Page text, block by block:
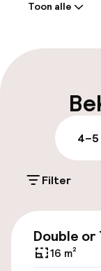
Parkeren &
(buiten)
Gratis
Toon alle
4–5
Filter
Double or
16 m²